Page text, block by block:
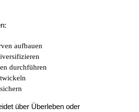
aufbauen
durchführen
über Überleben oder